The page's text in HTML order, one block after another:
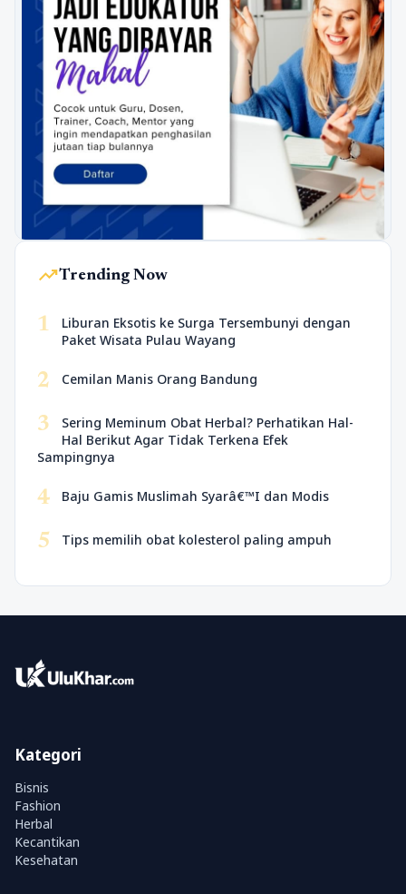
trending_upTrending Now
1
Liburan Eksotis ke Surga Tersembunyi dengan
Paket Wisata Pulau Wayang
2 Cemilan Manis Orang Bandung
3
Sering Meminum Obat Herbal? Perhatikan Hal-
Hal Berikut Agar Tidak Terkena Efek
Sampingnya
4 Baju Gamis Muslimah Syarâ€™I dan Modis
5 Tips memilih obat kolesterol paling ampuh
Kategori
Bisnis
Fashion
Herbal
Kecantikan
Kesehatan